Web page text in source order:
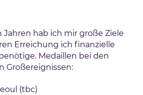
Jahren hab ich mir große Ziele
Erreichung ich finanzielle
Medaillen bei den
Großereignissen:
(tbc)